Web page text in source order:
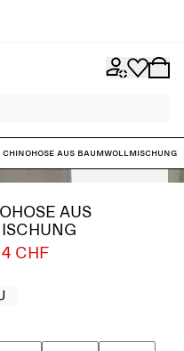
Chinohose aus Baumwollmischung
AUS
CHF